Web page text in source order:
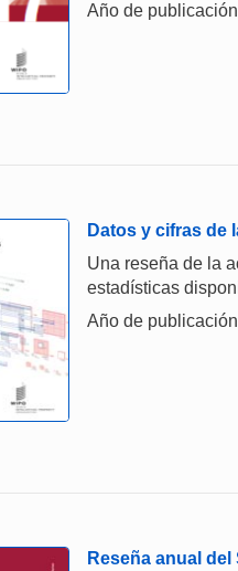
Año de
Datos y cifras de
Una reseña de la
estadísticas
Año de
Reseña anual